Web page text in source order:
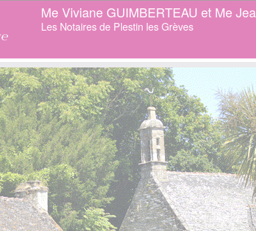
Me Viviane GUIMBERTEAU et Me
Les Notaires de Plestin les Grèves